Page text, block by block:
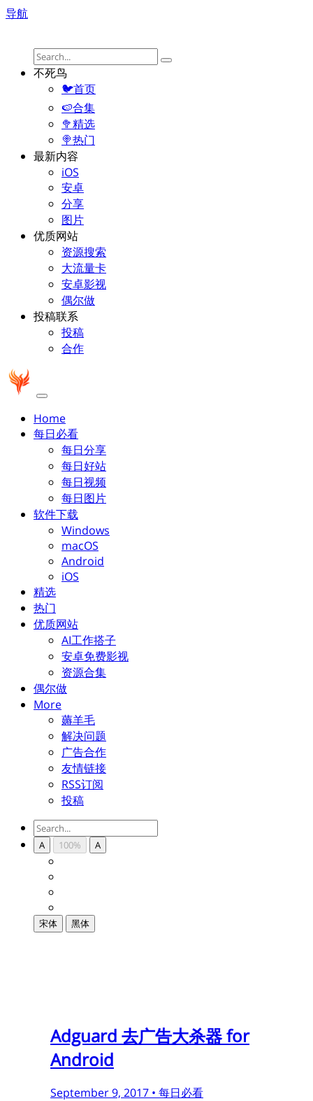
导航
不死鸟
🐦首页
🍉合集
🥦精选
🍭热门
最新内容
iOS
安卓
分享
图片
优质网站
资源搜索
大流量卡
安卓影视
偶尔做
投稿联系
投稿
合作
Home
每日必看
每日分享
每日好站
每日视频
每日图片
软件下载
Windows
macOS
Android
iOS
精选
热门
优质网站
AI工作搭子
安卓免费影视
资源合集
偶尔做
More
薅羊毛
解决问题
广告合作
友情链接
RSS订阅
投稿
A 100% A
宋体 黑体
Adguard 去广告大杀器 for
Android
September 9, 2017 • 每日必看